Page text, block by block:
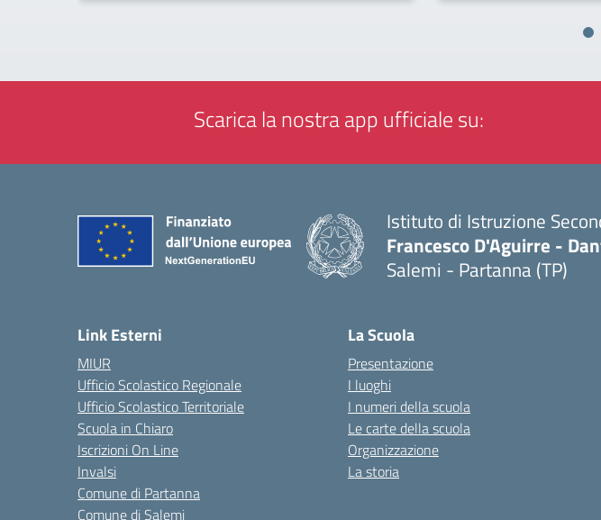
Scarica la nostra app ufficiale su:
Istituto di Istruzione
Francesco D'Aguirre -
Salemi - Partanna (TP)
Link Esterni
MIUR
Ufficio Scolastico Regionale
Ufficio Scolastico Territoriale
Scuola in Chiaro
Iscrizioni On Line
Invalsi
Comune di Partanna
Comune di Salemi
La Scuola
Presentazione
I luoghi
I numeri della scuola
Le carte della scuola
Organizzazione
La storia